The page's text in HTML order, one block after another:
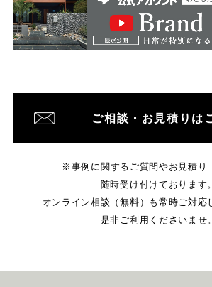
ご相談・お見積りは
※事例に関するご質問やお見積り
随時受け付けております。
オンライン相談（無料）も常時ご対応
是非ご利用くださいませ。